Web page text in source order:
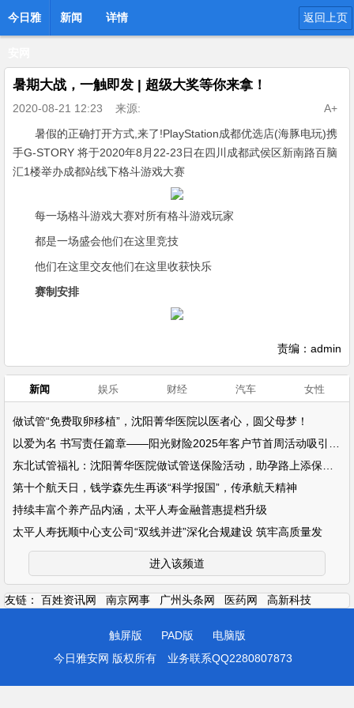
今日雅 新闻 详情 返回上页
暑期大战，一触即发 | 超级大奖等你来拿！
2020-08-21 12:23 来源:
A+
暑假的正确打开方式,来了!PlayStation成都优选店(海豚电玩)携
手G-STORY 将于2020年8月22-23日在四川成都武侯区新南路百脑
汇1楼举办成都站线下格斗游戏大赛
每一场格斗游戏大赛对所有格斗游戏玩家
都是一场盛会他们在这里竞技
他们在这里交友他们在这里收获快乐
赛制安排
责编：admin
新闻 娱乐 财经 汽车 女性
做试管“免费取卵移植”，沈阳菁华医院以医者心，圆父母梦！
第十个航天日，钱学森先生再谈“科学报国”，传承航天精神
持续丰富个养产品内涵，太平人寿金融普惠提档升级
太平人寿抚顺中心支公司“双线并进”深化合规建设 筑牢高质量发
进入该频道
友链： 百姓资讯网 南京网事 广州头条网 医药网 高新科技
触屏版 PAD版
电脑版
今日雅安网 版权所有
业务联系QQ2280807873